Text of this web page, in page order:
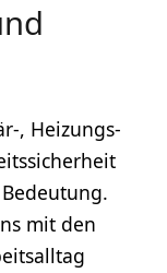
, Heizungs-
mit den